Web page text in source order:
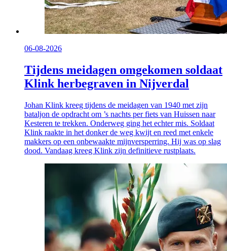
06-08-2026
Tijdens meidagen omgekomen soldaat
Klink herbegraven in Nijverdal
Johan Klink kreeg tijdens de meidagen van 1940 met zijn
bataljon de opdracht om ’s nachts per fiets van Huissen naar
Kesteren te trekken. Onderweg ging het echter mis. Soldaat
Klink raakte in het donker de weg kwijt en reed met enkele
makkers op een onbewaakte mijnversperring. Hij was op slag
dood. Vandaag kreeg Klink zijn definitieve rustplaats.